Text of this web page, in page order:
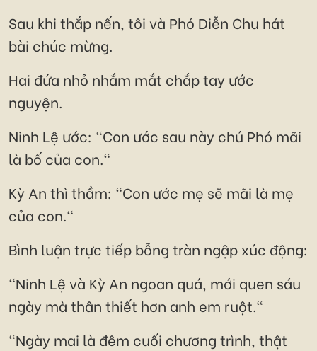
Sau khi thắp nến, tôi và Phó Diễn Chu hát
bài chúc mừng.
Hai đứa nhỏ nhắm mắt chắp tay ước
nguyện.
Ninh Lệ ước: "Con ước sau này chú Phó mãi
là bố của con."
Kỳ An thì thầm: "Con ước mẹ sẽ mãi là mẹ
của con."
Bình luận trực tiếp bỗng tràn ngập xúc động:
"Ninh Lệ và Kỳ An ngoan quá, mới quen sáu
ngày mà thân thiết hơn anh em ruột."
"Ngày mai là đêm cuối chương trình, thật